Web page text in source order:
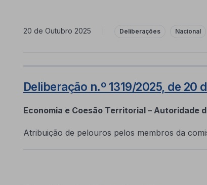
20 de Outubro 2025 Deliberações Nacional
Deliberação n.º 1319/2025, de 20
Economia e Coesão Territorial – Autoridade
Atribuição de pelouros pelos membros da